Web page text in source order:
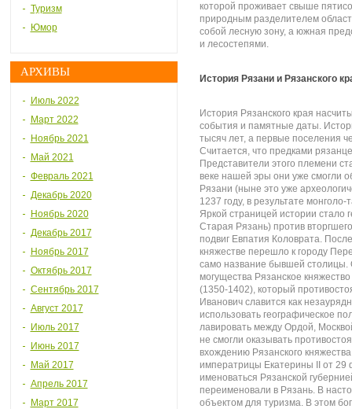
Туризм
Юмор
АРХИВЫ
Июль 2022
Март 2022
Ноябрь 2021
Май 2021
Февраль 2021
Декабрь 2020
Ноябрь 2020
Декабрь 2017
Ноябрь 2017
Октябрь 2017
Сентябрь 2017
Август 2017
Июль 2017
Июнь 2017
Май 2017
Апрель 2017
Март 2017
которой проживает свыше
природным разделителем
собой лесную зону, а южная
и лесостепями.
История Рязани и Рязанского
История Рязанского края
события и памятные даты.
тысяч лет, а первые поселения
Считается, что предками
Представители этого племени
веке нашей эры они уже смогли
Рязани (ныне это уже
1237 году, в результате
Яркой страницей истории стало
Старая Рязань) против
подвиг Евпатия Коловрата.
княжестве перешло к городу
само название бывшей столицы.
могущества Рязанское
(1350-1402), который
Иванович славится как
использовать географическое
лавировать между Ордой,
не смогли оказывать
вхождению Рязанского
императрицы Екатерины II от 29
именоваться Рязанской
переименовали в Рязань. В
объектом для туризма. В этом